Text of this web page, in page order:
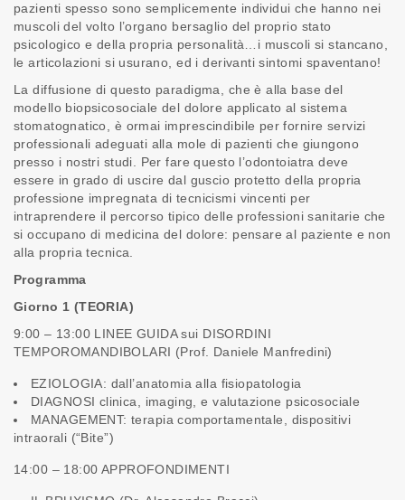
pazienti spesso sono semplicemente individui che hanno nei
muscoli del volto l’organo bersaglio del proprio stato
psicologico e della propria personalità…i muscoli si stancano,
le articolazioni si usurano, ed i derivanti sintomi spaventano!
La diffusione di questo paradigma, che è alla base del
modello biopsicosociale del dolore applicato al sistema
stomatognatico, è ormai imprescindibile per fornire servizi
professionali adeguati alla mole di pazienti che giungono
presso i nostri studi. Per fare questo l’odontoiatra deve
essere in grado di uscire dal guscio protetto della propria
professione impregnata di tecnicismi vincenti per
intraprendere il percorso tipico delle professioni sanitarie che
si occupano di medicina del dolore: pensare al paziente e non
alla propria tecnica.
Programma
Giorno 1 (TEORIA)
9:00 – 13:00 LINEE GUIDA sui DISORDINI
TEMPOROMANDIBOLARI (Prof. Daniele Manfredini)
EZIOLOGIA: dall’anatomia alla fisiopatologia
DIAGNOSI clinica, imaging, e valutazione psicosociale
MANAGEMENT: terapia comportamentale, dispositivi
intraorali (“Bite”)
14:00 – 18:00 APPROFONDIMENTI